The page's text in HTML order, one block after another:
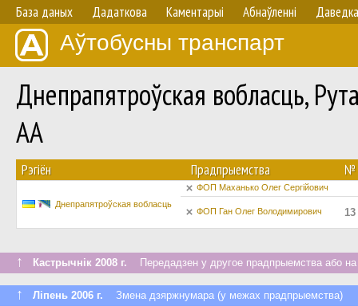
База даных Дадаткова Каментарыі Абнаўленнi Даведка
Аўтобусны транспарт
Днепрапятроўская вобласць,
AA
Рэгіён Прадпрыемства №
Днепрапятроўская вобласць
ФОП Маханько Олег Сергійович
ФОП Ган Олег Володимирович 13
↑ Кастрычнік 2008 г. Передадзен у другое прадпрыемства або на
↑ Ліпень 2006 г. Змена дзяржнумара (у межах прадпрыемства)